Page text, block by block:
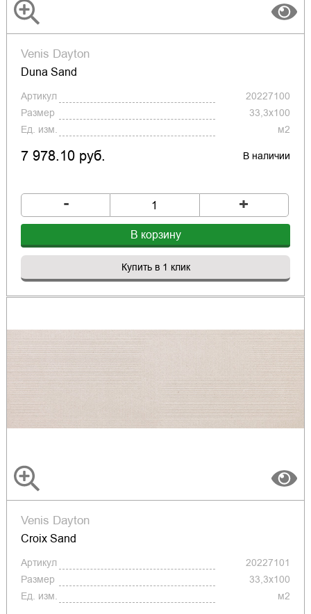
Venis Dayton
Duna Sand
Артикул
20227100
Размер
33,3x100
Ед. изм.
м2
7 978.10 руб. В наличии
- +
В корзину
Купить в 1 клик
Venis Dayton
Croix Sand
Артикул
20227101
Размер
33,3x100
Ед. изм.
м2